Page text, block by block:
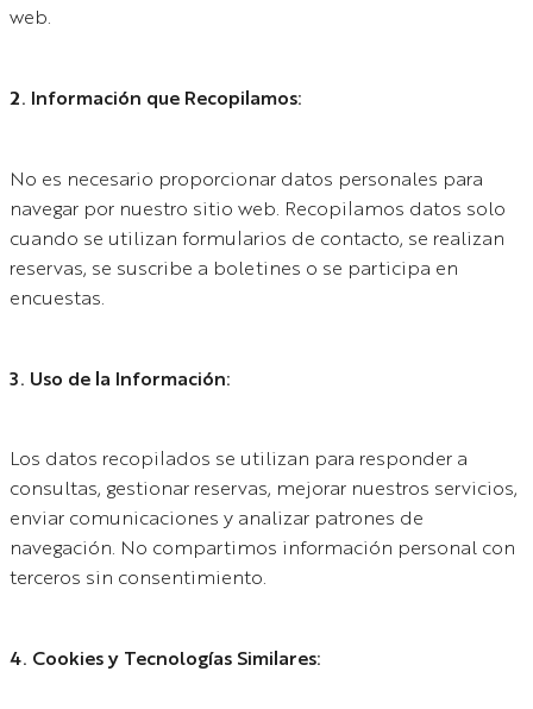
web.
2. Información que Recopilamos:
No es necesario proporcionar datos personales para
navegar por nuestro sitio web. Recopilamos datos solo
cuando se utilizan formularios de contacto, se realizan
reservas, se suscribe a boletines o se participa en
encuestas.
3. Uso de la Información:
Los datos recopilados se utilizan para responder a
consultas, gestionar reservas, mejorar nuestros servicios,
enviar comunicaciones y analizar patrones de
navegación. No compartimos información personal con
terceros sin consentimiento.
4. Cookies y Tecnologías Similares: